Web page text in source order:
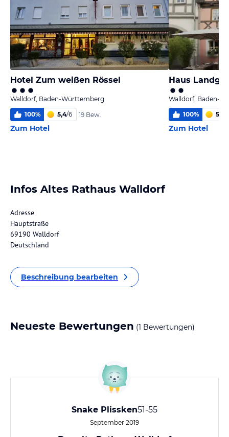
Hotel Zum weißen Rössel
Walldorf, Baden-Württemberg
100% 5,4/6 19 Bew.
Zum Hotel
Haus
Walldorf, Baden-
100% 5,7
Zum Hotel
Infos Altes Rathaus Walldorf
Adresse
Hauptstraße
69190 Walldorf
Deutschland
Beschreibung bearbeiten
Neueste Bewertungen (1 Bewertungen)
Snake Plissken51-55
September 2019